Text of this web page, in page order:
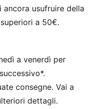
usufruire della
a 50€.
a venerdì per
consegne. Vai a
dettagli.